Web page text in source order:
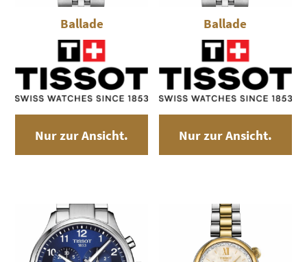
Ballade
Nur zur Ansicht.
Ballade
Nur zur Ansicht.